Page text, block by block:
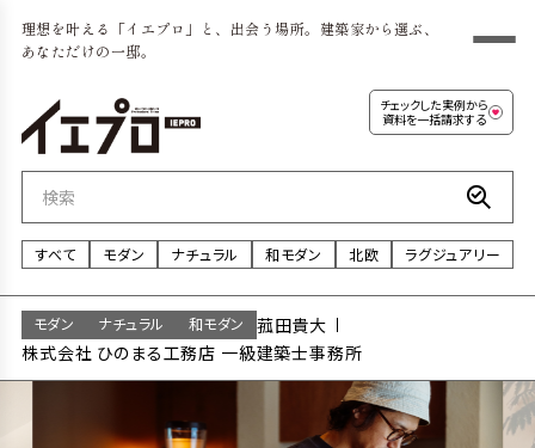
チェックした実例から
資料を一括請求する
理想を叶える「イエプロ」と、出会う場所。建築家から選ぶ、
あなただけの一邸。
すべて モダン ナチュラル 和モダン 北欧 ラグジュアリー
モダン ナチュラル 和モダン
菰田貴大
株式会社 ひのまる工務店 一級建築士事務所